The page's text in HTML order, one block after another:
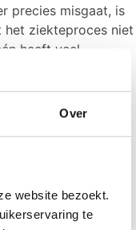
Over
website bezoekt.
te
precies misgaat, is
het ziekteproces niet
heeft veel
de luchtwegen. Bij
de derde heeft het
een verzamelnaam
hoe de matrix-